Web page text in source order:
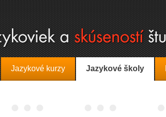
Jazykové kurzy Jazykové školy